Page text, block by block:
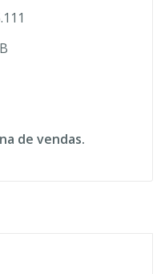
de vendas.